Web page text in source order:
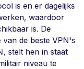
is en er dagelijks
waardoor
is. De
van de beste VPN's
stelt hen in staat
niveau te